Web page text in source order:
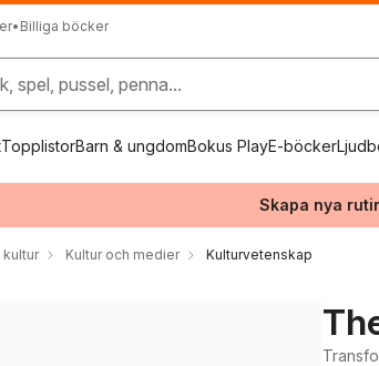
• Billiga böcker
spel, pussel, penna...
TopplistorBarn & ungdomBokus PlayE-böcker
Skapa nya
kultur Kultur och medier Kulturvetenskap